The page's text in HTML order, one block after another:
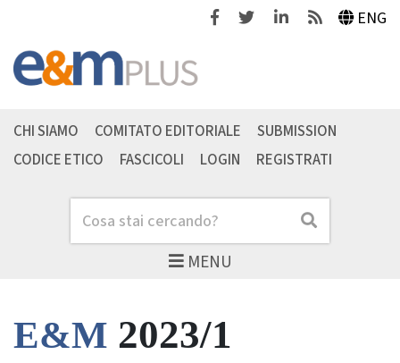
FacebookTwitterLinkedinFeeds ENG
MENU
Cerca Cerca
CHI SIAMO COMITATO EDITORIALE
SUBMISSION
CODICE ETICO
FASCICOLI LOGIN REGISTRATI
E&M 2023/1